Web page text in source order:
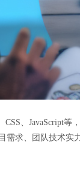
、JavaScript等
求、团队技术实